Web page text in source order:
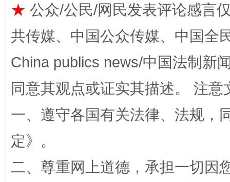
阿坝州三大球赛在茂县开幕 规模
★ 公众/公民/网民发表评论感言
共传媒、中国公众传媒、中国全
China publics news/中国法制新
同意其观点或证实其描述。 注
一、遵守各国有关法律、法规，
定》。
二、尊重网上道德，承担一切因